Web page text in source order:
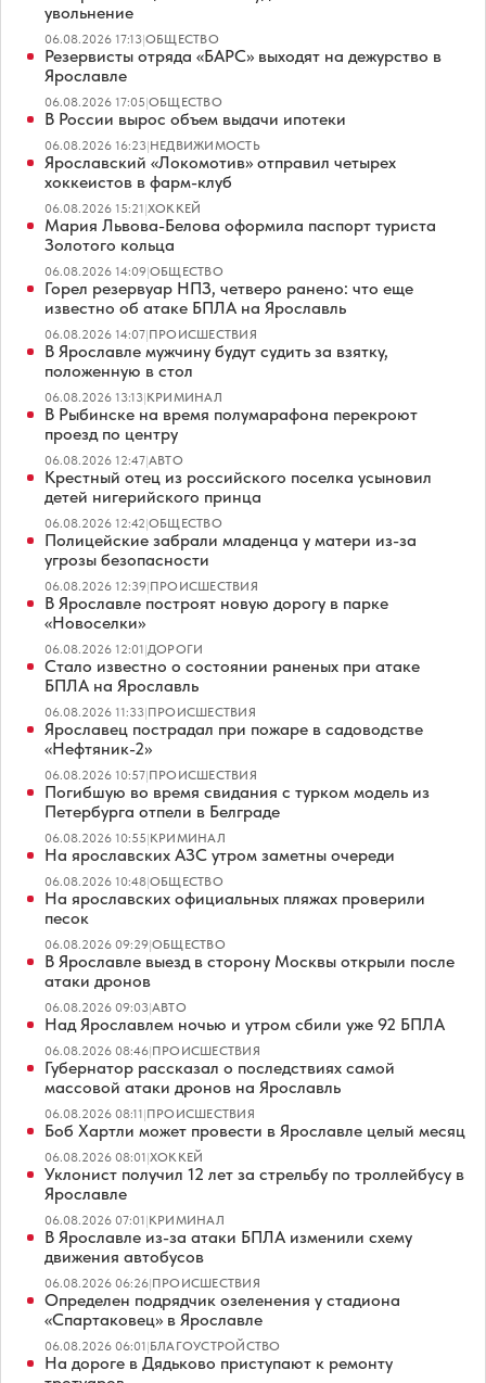
увольнение
06.08.2026 17:13|ОБЩЕСТВО
Резервисты отряда «БАРС» выходят на дежурство в
Ярославле
06.08.2026 17:05|ОБЩЕСТВО
В России вырос объем выдачи ипотеки
06.08.2026 16:23|НЕДВИЖИМОСТЬ
Ярославский «Локомотив» отправил четырех
хоккеистов в фарм-клуб
06.08.2026 15:21|ХОККЕЙ
Мария Львова-Белова оформила паспорт туриста
Золотого кольца
06.08.2026 14:09|ОБЩЕСТВО
Горел резервуар НПЗ, четверо ранено: что еще
известно об атаке БПЛА на Ярославль
06.08.2026 14:07|ПРОИСШЕСТВИЯ
В Ярославле мужчину будут судить за взятку,
положенную в стол
06.08.2026 13:13|КРИМИНАЛ
В Рыбинске на время полумарафона перекроют
проезд по центру
06.08.2026 12:47|АВТО
Крестный отец из российского поселка усыновил
детей нигерийского принца
06.08.2026 12:42|ОБЩЕСТВО
Полицейские забрали младенца у матери из-за
угрозы безопасности
06.08.2026 12:39|ПРОИСШЕСТВИЯ
В Ярославле построят новую дорогу в парке
«Новоселки»
06.08.2026 12:01|ДОРОГИ
Стало известно о состоянии раненых при атаке
БПЛА на Ярославль
06.08.2026 11:33|ПРОИСШЕСТВИЯ
Ярославец пострадал при пожаре в садоводстве
«Нефтяник-2»
06.08.2026 10:57|ПРОИСШЕСТВИЯ
Погибшую во время свидания с турком модель из
Петербурга отпели в Белграде
06.08.2026 10:55|КРИМИНАЛ
На ярославских АЗС утром заметны очереди
06.08.2026 10:48|ОБЩЕСТВО
На ярославских официальных пляжах проверили
песок
06.08.2026 09:29|ОБЩЕСТВО
В Ярославле выезд в сторону Москвы открыли после
атаки дронов
06.08.2026 09:03|АВТО
Над Ярославлем ночью и утром сбили уже 92 БПЛА
06.08.2026 08:46|ПРОИСШЕСТВИЯ
Губернатор рассказал о последствиях самой
массовой атаки дронов на Ярославль
06.08.2026 08:11|ПРОИСШЕСТВИЯ
Боб Хартли может провести в Ярославле целый месяц
06.08.2026 08:01|ХОККЕЙ
Уклонист получил 12 лет за стрельбу по троллейбусу в
Ярославле
06.08.2026 07:01|КРИМИНАЛ
В Ярославле из-за атаки БПЛА изменили схему
движения автобусов
06.08.2026 06:26|ПРОИСШЕСТВИЯ
Определен подрядчик озеленения у стадиона
«Спартаковец» в Ярославле
06.08.2026 06:01|БЛАГОУСТРОЙСТВО
На дороге в Дядьково приступают к ремонту